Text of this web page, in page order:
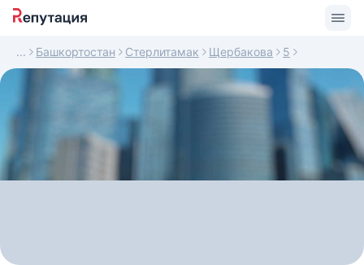
Башкортостан Стерлитамак Щербакова 5